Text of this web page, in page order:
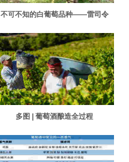
不可不知的白葡萄品种——雷司令
多图 | 葡萄酒酿造全过程